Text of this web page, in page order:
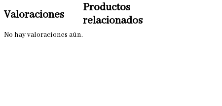
Valoraciones
No hay valoraciones aún.
Productos
relacionados